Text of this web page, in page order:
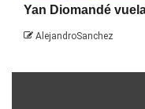
Yan Diomandé
AlejandroSanchez